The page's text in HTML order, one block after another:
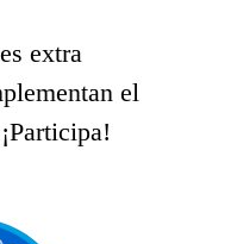
extra
el